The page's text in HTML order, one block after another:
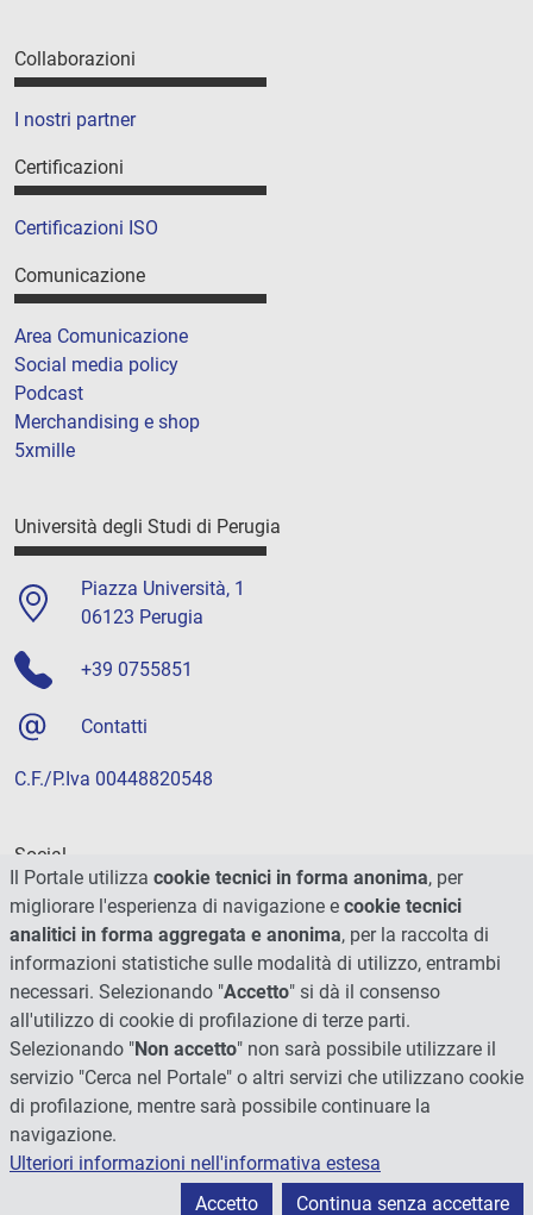
Collaborazioni
I nostri partner
Certificazioni
Certificazioni ISO
Comunicazione
Area Comunicazione
Social media policy
Podcast
Merchandising e shop
5xmille
Università degli Studi di Perugia
Piazza Università, 1
06123 Perugia
+39 0755851
Contatti
C.F./P.Iva 00448820548
Social
© 2026 - Università degli Studi di Perugia
Il Portale utilizza cookie tecnici in forma anonima, per
migliorare l'esperienza di navigazione e cookie tecnici
analitici in forma aggregata e anonima, per la raccolta di
informazioni statistiche sulle modalità di utilizzo, entrambi
necessari. Selezionando "Accetto" si dà il consenso
all'utilizzo di cookie di profilazione di terze parti.
Selezionando "Non accetto" non sarà possibile utilizzare il
servizio "Cerca nel Portale" o altri servizi che utilizzano cookie
di profilazione, mentre sarà possibile continuare la
navigazione.
Ulteriori informazioni nell'informativa estesa
Accetto
Continua senza accettare